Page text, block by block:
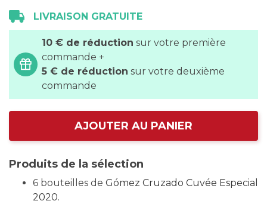
LIVRAISON GRATUITE
10 € de réduction sur votre première
commande +
5 € de réduction sur votre deuxième
commande
AJOUTER AU PANIER
Produits de la sélection
6 bouteilles de Gómez Cruzado Cuvée Especial
2020.